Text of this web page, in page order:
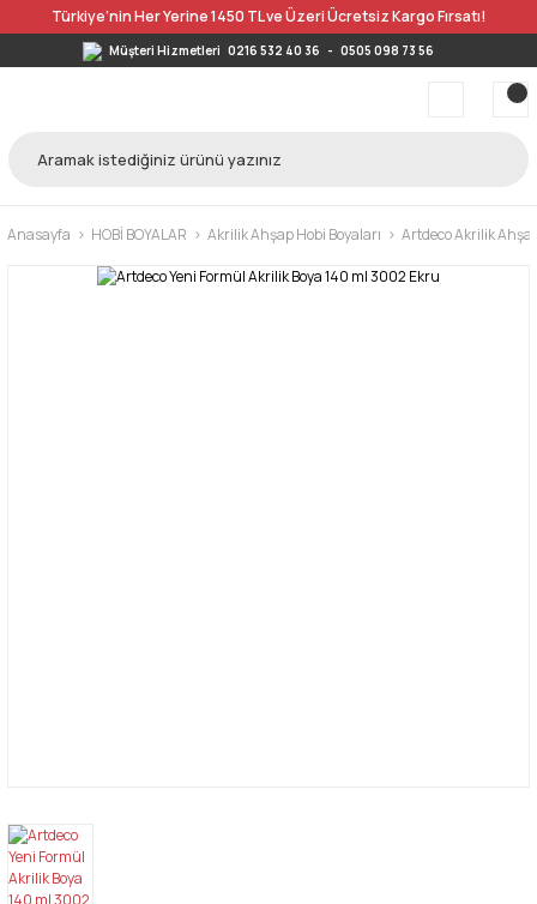
Türkiye’nin Her Yerine 1450 TL ve Üzeri Ücretsiz Kargo Fırsatı!
Müşteri Hizmetleri 0216 532 40 36 - 0505 098 73 56
Anasayfa HOBİ BOYALAR Akrilik Ahşap Hobi Boyaları Artdeco Akrilik